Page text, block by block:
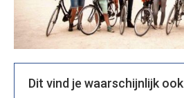
Dit vind je waarschijnlijk